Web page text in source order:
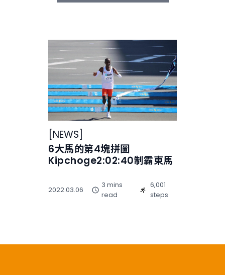
NEWS
6大馬的第4塊拼圖
Kipchoge2:02:40制霸東馬
2022.03.06
3 mins
read
6,001
steps